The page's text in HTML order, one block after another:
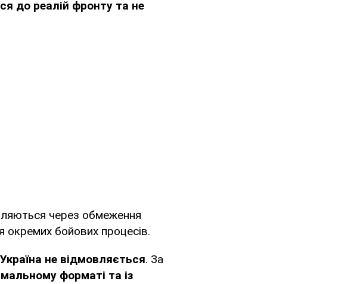
до реалій фронту та не
через обмеження
окремих бойових процесів.
не відмовляється. За
форматі та із